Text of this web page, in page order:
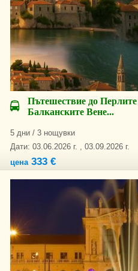
Пътешествие до
Балканските Вене...
5 дни / 3 нощувки
Дати: 03.06.2026 г. , 03.09.2026 г.
цена333 €